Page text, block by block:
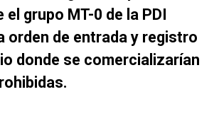
el grupo MT-0 de la PDI
orden de entrada y registro
donde se comercializarían